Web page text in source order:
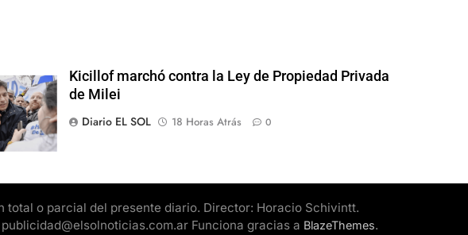
Kicillof marchó contra la Ley de Propiedad Privada
de Milei
Diario EL SOL
18 Horas Atrás 0
o parcial del presente diario. Director: Horacio Schivintt.
Funciona gracias a BlazeThemes.